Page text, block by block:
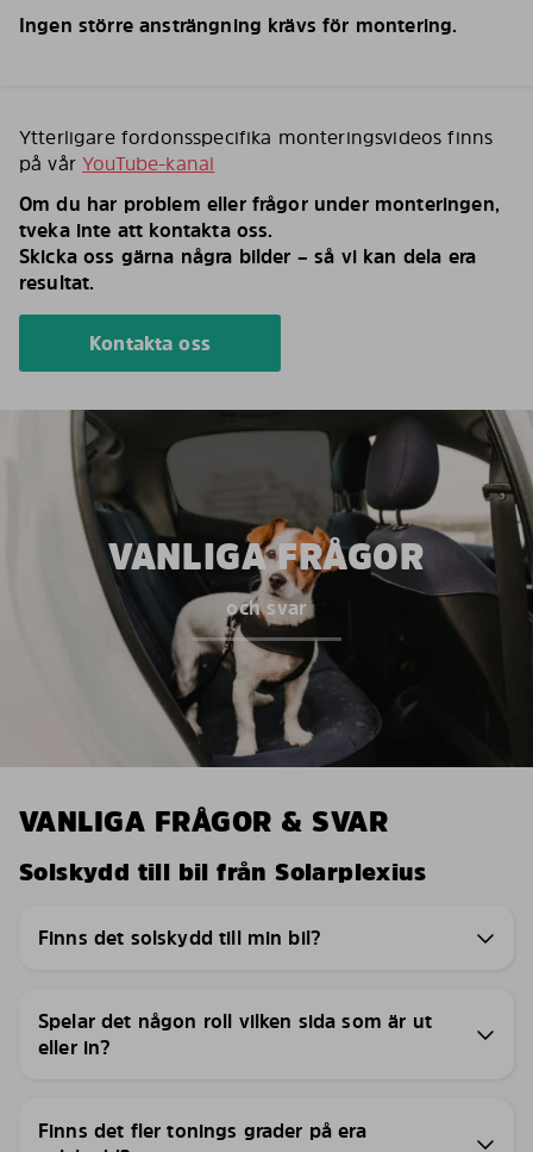
Ingen större ansträngning krävs för montering.
Ytterligare fordonsspecifika monteringsvideos finns
på vårYouTube-kanal
Om du har problem eller frågor under monteringen,
tveka inte att kontakta oss.
Skicka oss gärna några bilder – så vi kan dela era
resultat.
Kontakta oss
VANLIGA FRÅGOR
och svar
VANLIGA FRÅGOR & SVAR
Solskydd till bil från Solarplexius
Finns det solskydd till min bil?
Spelar det någon roll vilken sida som är ut
eller in?
Finns det fler tonings grader på era